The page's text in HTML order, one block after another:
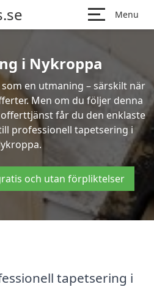
Menu
i Nykroppa
en utmaning – särskilt när
Men om du följer denna
får du den enklaste
professionell tapetsering i
och utan förpliktelser
tapetsering i